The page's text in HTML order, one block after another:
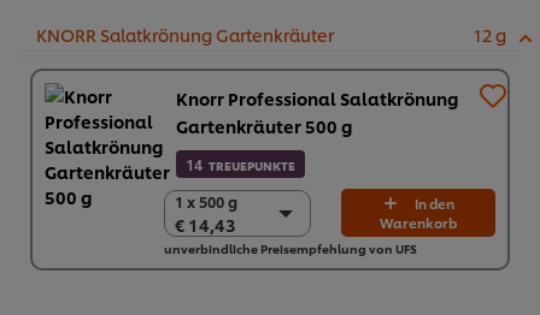
KNORR Salatkrönung Gartenkräuter 12 g
Knorr Professional Salatkrönung
Gartenkräuter 500 g
14 TREUEPUNKTE
1 x 500 g
€ 14,43
1 x 500 g
€ 14,43
6 x 500 g
In den
Warenkorb
unverbindliche Preisempfehlung von UFS